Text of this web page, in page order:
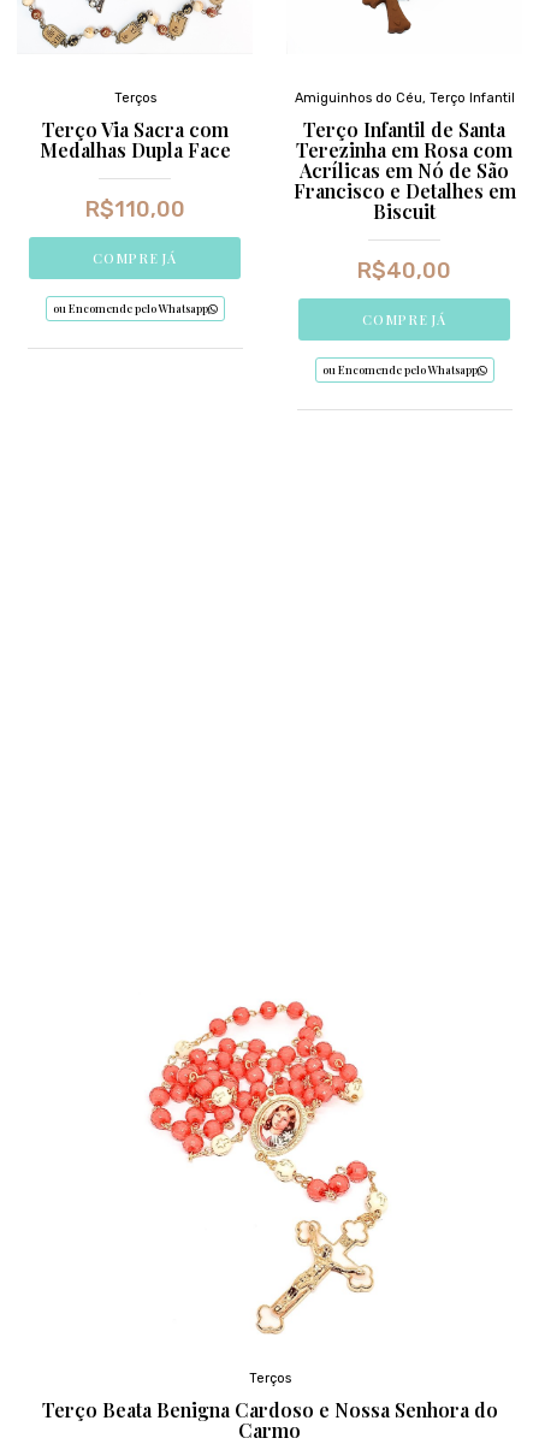
Terços
Terço Via Sacra com
Medalhas Dupla Face
R$110,00
COMPRE JÁ
ou Encomende pelo Whatsapp
Amiguinhos do Céu, Terço Infantil
Terço Infantil de Santa
Terezinha em Rosa com
Acrílicas em Nó de São
Francisco e Detalhes em
Biscuit
R$40,00
COMPRE JÁ
ou Encomende pelo Whatsapp
Terços
Terço Beata Benigna Cardoso e Nossa Senhora do
Carmo